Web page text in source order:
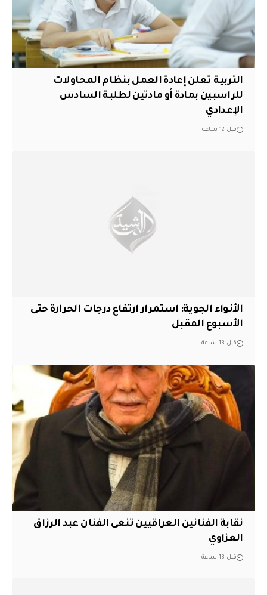
التربية تعلن إعادة العمل بنظام المحاولات
للراسبين بمادة أو مادتين لطلبة السادس
الإعدادي
قبل 12 ساعة
الأنواء الجوية: استمرار ارتفاع درجات الحرارة حتى
الأسبوع المقبل
قبل 13 ساعة
نقابة الفنانين العراقيين تنعى الفنان عبد الرزاق
العزاوي
قبل 13 ساعة